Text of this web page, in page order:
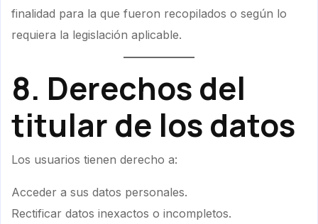
finalidad para la que fueron recopilados o según lo
requiera la legislación aplicable.
8. Derechos del
titular de los datos
Los usuarios tienen derecho a:
Acceder a sus datos personales.
Rectificar datos inexactos o incompletos.